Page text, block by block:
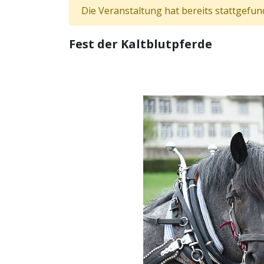
Die Veranstaltung hat bereits
Fest der Kaltblutpferde